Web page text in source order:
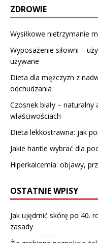
ZDROWIE
Wysiłkowe nietrzymanie
Wyposażenie siłowni –
używane
Dieta dla mężczyzn z
odchudzania
Czosnek biały –
właściwościach
Dieta lekkostrawna: jak
Jakie hantle wybrać dla
Hiperkalcemia: objawy,
OSTATNIE WPISY
Jak ujędrnić skórę po 40.
zasady